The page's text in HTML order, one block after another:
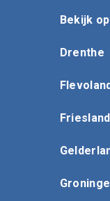
Bekijk
Drenthe
Friesland